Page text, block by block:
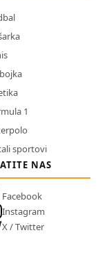
1
sportovi
NAS
Facebook
Instagram
X / Twitter